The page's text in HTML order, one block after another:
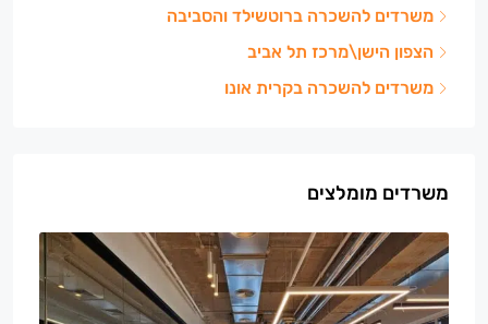
משרדים להשכרה ברוטשילד והסביבה
הצפון הישן\מרכז תל אביב
משרדים להשכרה בקרית אונו
משרדים מומלצים